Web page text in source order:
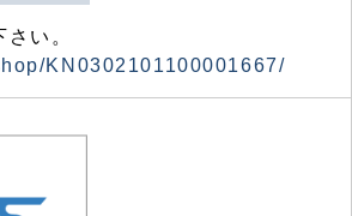
い。
KN0302101100001667/